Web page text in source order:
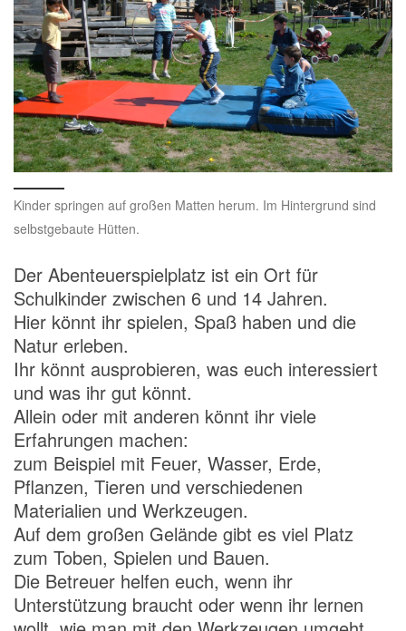
Kinder springen auf großen Matten herum. Im Hintergrund sind
selbstgebaute Hütten.
Der Abenteuerspielplatz ist ein Ort für
Schulkinder zwischen 6 und 14 Jahren.
Hier könnt ihr spielen, Spaß haben und die
Natur erleben.
Ihr könnt ausprobieren, was euch interessiert
und was ihr gut könnt.
Allein oder mit anderen könnt ihr viele
Erfahrungen machen:
zum Beispiel mit Feuer, Wasser, Erde,
Pflanzen, Tieren und verschiedenen
Materialien und Werkzeugen.
Auf dem großen Gelände gibt es viel Platz
zum Toben, Spielen und Bauen.
Die Betreuer helfen euch, wenn ihr
Unterstützung braucht oder wenn ihr lernen